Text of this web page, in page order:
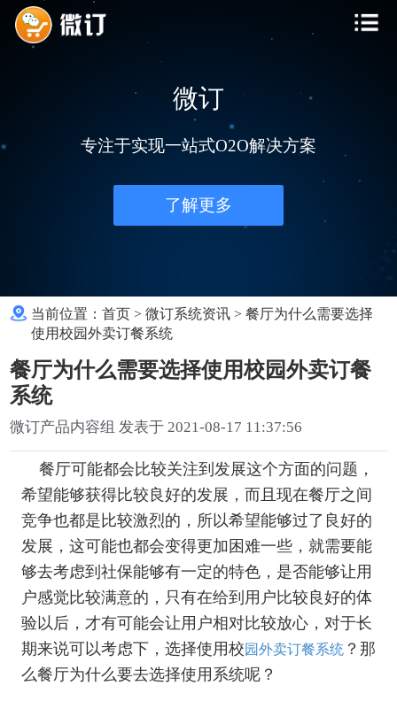
微订
专注于实现一站式O2O解决方案
了解更多
当前位置：首页 >微订系统资讯 >餐厅为什么需要选择
使用校园外卖订餐系统
餐厅为什么需要选择使用校园外卖订餐
系统
微订产品内容组 发表于 2021-08-17 11:37:56
餐厅可能都会比较关注到发展这个方面的问题，
希望能够获得比较良好的发展，而且现在餐厅之间
竞争也都是比较激烈的，所以希望能够过了良好的
发展，这可能也都会变得更加困难一些，就需要能
够去考虑到社保能够有一定的特色，是否能够让用
户感觉比较满意的，只有在给到用户比较良好的体
验以后，才有可能会让用户相对比较放心，对于长
期来说可以考虑下，选择使用校园外卖订餐系统？那
么餐厅为什么要去选择使用系统呢？